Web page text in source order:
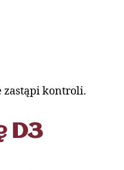
zastąpi kontroli.
D3